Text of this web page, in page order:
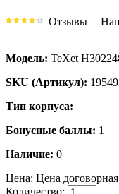
Отзывы |
Модель: TeXet
SKU (Артикул):
Тип корпуса:
Бонусные баллы: 1
Наличие: 0
Цена: Цена договорная
Количество: